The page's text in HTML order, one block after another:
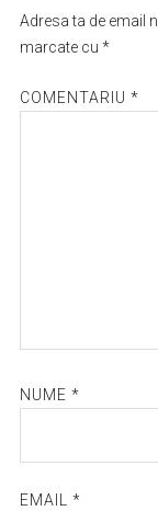
Adresa ta de email
marcate cu *
COMENTARIU *
NUME *
EMAIL *